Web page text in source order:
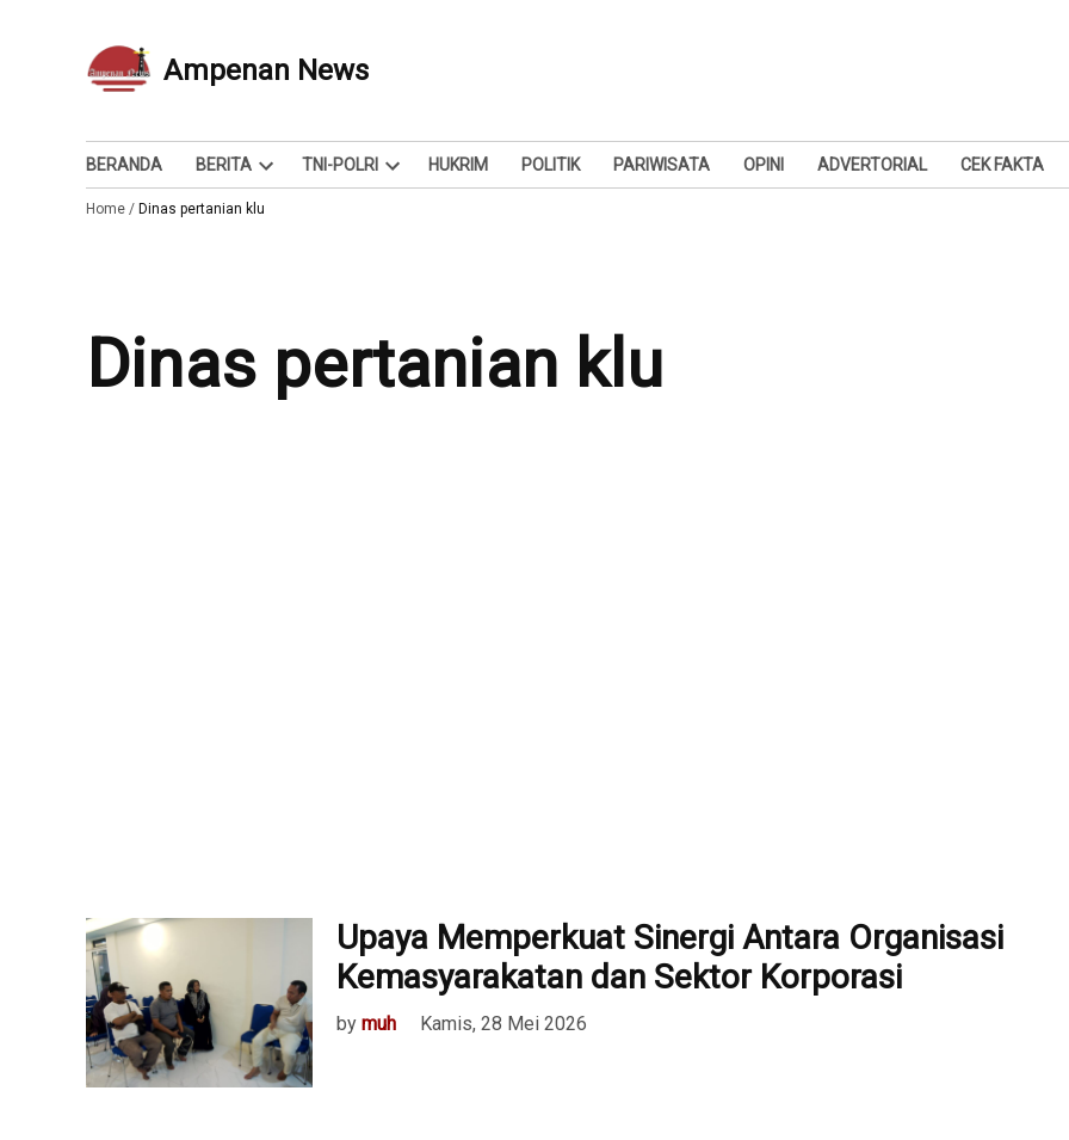
Ampenan News
Berita dan Info
BERANDA BERITA
Open
TNI-POLRI
Open
HUKRIM POLITIK PARIWISATA OPINI ADVERTORIAL CEK FAKTA
Home / Dinas pertanian klu
Dinas pertanian klu
Upaya Memperkuat Sinergi Antara Organisasi
Kemasyarakatan dan Sektor Korporasi
by muh Kamis, 28 Mei 2026